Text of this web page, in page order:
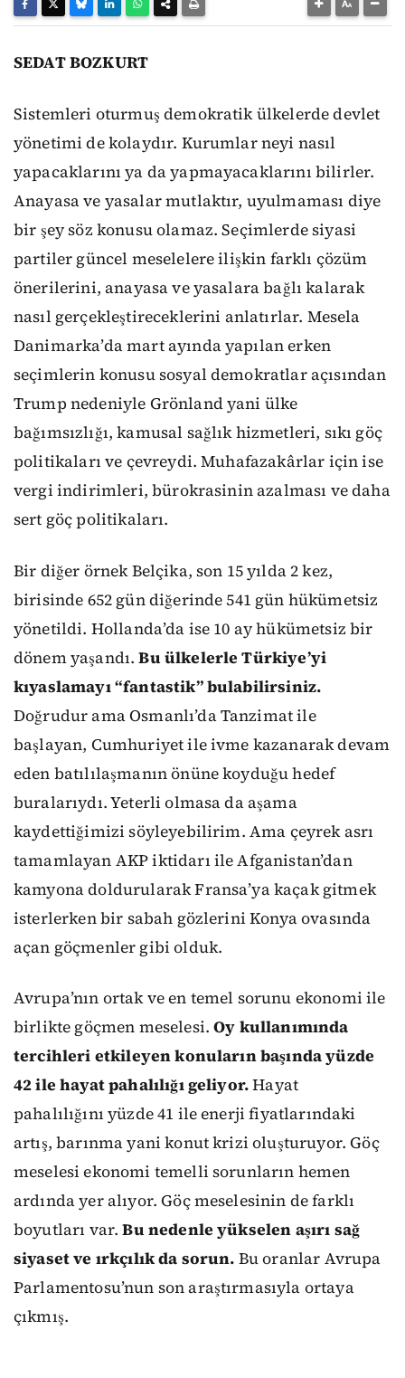
SEDAT BOZKURT
Sistemleri oturmuş demokratik ülkelerde devlet
yönetimi de kolaydır. Kurumlar neyi nasıl
yapacaklarını ya da yapmayacaklarını bilirler.
Anayasa ve yasalar mutlaktır, uyulmaması diye
bir şey söz konusu olamaz. Seçimlerde siyasi
partiler güncel meselelere ilişkin farklı çözüm
önerilerini, anayasa ve yasalara bağlı kalarak
nasıl gerçekleştireceklerini anlatırlar. Mesela
Danimarka’da mart ayında yapılan erken
seçimlerin konusu sosyal demokratlar açısından
Trump nedeniyle Grönland yani ülke
bağımsızlığı, kamusal sağlık hizmetleri, sıkı göç
politikaları ve çevreydi. Muhafazakârlar için ise
vergi indirimleri, bürokrasinin azalması ve daha
sert göç politikaları.
Bir diğer örnek Belçika, son 15 yılda 2 kez,
birisinde 652 gün diğerinde 541 gün hükümetsiz
yönetildi. Hollanda’da ise 10 ay hükümetsiz bir
dönem yaşandı.Bu ülkelerle Türkiye’yi
kıyaslamayı “fantastik” bulabilirsiniz.
Doğrudur ama Osmanlı’da Tanzimat ile
başlayan, Cumhuriyet ile ivme kazanarak devam
eden batılılaşmanın önüne koyduğu hedef
buralarıydı. Yeterli olmasa da aşama
kaydettiğimizi söyleyebilirim. Ama çeyrek asrı
tamamlayan AKP iktidarı ile Afganistan’dan
kamyona doldurularak Fransa’ya kaçak gitmek
isterlerken bir sabah gözlerini Konya ovasında
açan göçmenler gibi olduk.
Avrupa’nın ortak ve en temel sorunu ekonomi ile
birlikte göçmen meselesi.Oy kullanımında
tercihleri etkileyen konuların başında yüzde
42 ile hayat pahalılığı geliyor.Hayat
pahalılığını yüzde 41 ile enerji fiyatlarındaki
artış, barınma yani konut krizi oluşturuyor. Göç
meselesi ekonomi temelli sorunların hemen
ardında yer alıyor. Göç meselesinin de farklı
boyutları var.Bu nedenle yükselen aşırı sağ
siyaset ve ırkçılık da sorun. Bu oranlar Avrupa
Parlamentosu’nun son araştırmasıyla ortaya
çıkmış.